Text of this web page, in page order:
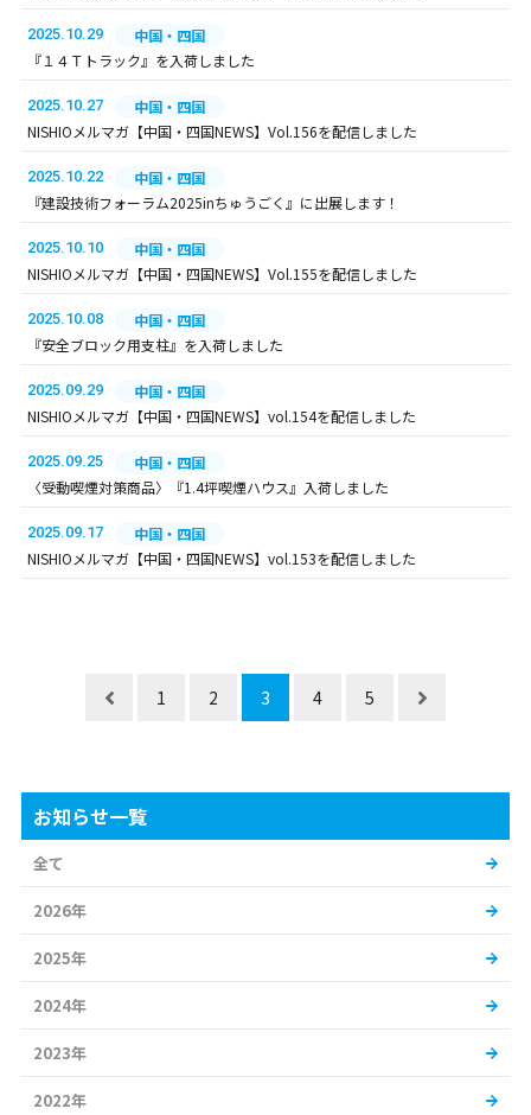
2025.10.29
中国・四国
『１４Ｔトラック』を入荷しました
2025.10.27
中国・四国
NISHIOメルマガ【中国・四国NEWS】Vol.156を配信しました
2025.10.22
中国・四国
『建設技術フォーラム2025inちゅうごく』に出展します！
2025.10.10
中国・四国
NISHIOメルマガ【中国・四国NEWS】Vol.155を配信しました
2025.10.08
中国・四国
『安全ブロック用支柱』を入荷しました
2025.09.29
中国・四国
NISHIOメルマガ【中国・四国NEWS】vol.154を配信しました
2025.09.25
中国・四国
〈受動喫煙対策商品〉『1.4坪喫煙ハウス』入荷しました
2025.09.17
中国・四国
NISHIOメルマガ【中国・四国NEWS】vol.153を配信しました
1 2 3 4 5
お知らせ一覧
全て
2026年
2025年
2024年
2023年
2022年